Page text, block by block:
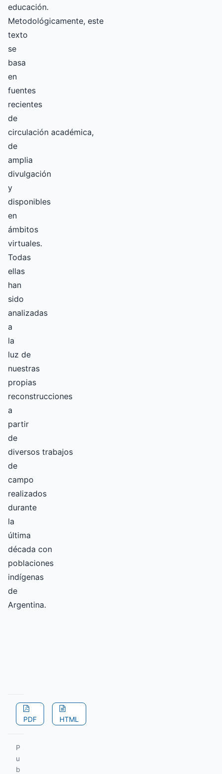
educación.
Metodológicamente, este
texto
se
basa
en
fuentes
recientes
de
circulación académica,
de
amplia
divulgación
y
disponibles
en
ámbitos
virtuales.
Todas
ellas
han
sido
analizadas
a
la
luz de
nuestras
propias
reconstrucciones
a
partir
de
diversos trabajos
de
campo
realizados
durante
la
última
década con
poblaciones
indígenas
de
Argentina.
PDF HTML
P
u
b